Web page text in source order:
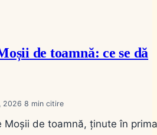
de toamnă: ce se dă
2026 8
Moșii de toamnă, ținute în prima